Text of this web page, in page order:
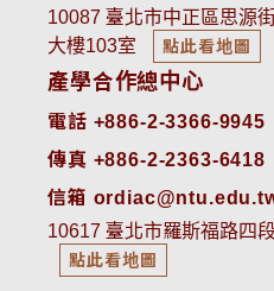
10087 臺北市中正區思源
大樓103室
點此看地圖
產學合作總中心
電話 +886-2-3366-9945
傳真 +886-2-2363-6418
信箱
10617 臺北市羅斯福路四
點此看地圖